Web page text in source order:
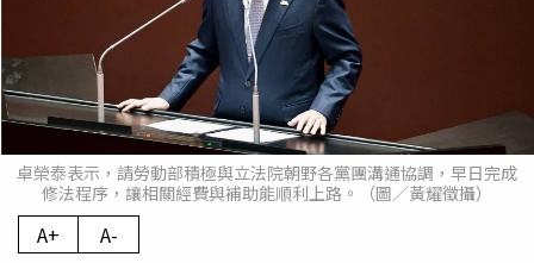
卓榮泰表示，請勞動部積極與立法院朝野各黨團溝通協調，早日完成
修法程序，讓相關經費與補助能順利上路。（圖／黃耀徵攝）
A+ A-